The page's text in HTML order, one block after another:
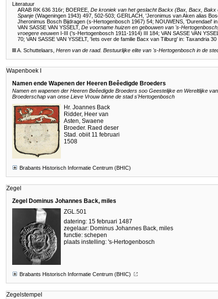
Literatuur
ARAB RK 636 316r; BOEREE, De kroniek van het geslacht Backx (Bax, Bacx,
Spanje (Wageningen 1943) 497, 502-503; GERLACH, 'Jeronimus van Aken alias
Jheronimus Bosch Bijdragen (s-Hertogenbosch 1967) 54; NOUWENS, 'Durendael'
VAN SASSE VAN YSSELT, De voorname huizen en gebouwen van 's-Hertogenbosch
vroegere eeuwen I-III ('s-Hertogenbosch 1911-1914) III 184; VAN SASSE VAN
70; VAN SASSE VAN YSSELT, 'Iets over de familie Bacx van Tilburg' in: Taxandria
A. Schuttelaars, Heren van de raad. Bestuurlijke elite van 's-Hertogenbosch in de
Wapenboek I
Namen ende Wapenen der Heeren Beêedigde Broeders
Namen en wapenen der Heeren Beêedigde Broeders soo Geestelijke en Wereltlijke
Broederschap van onse Lieve Vrouw binne de stad s'Hertogenbosch
Hr. Joannes Back
Ridder, Heer van
Asten, Swaene
Broeder. Raed deser
Stad. obiit 11 februari
1508
Brabants Historisch Informatie Centrum (BHIC)
Zegel
Zegel Dominus Johannes Back, miles
ZGL.501
datering: 15 februari 1487
zegelaar: Dominus Johannes Back, miles
functie: schepen
plaats instelling: 's-Hertogenbosch
Brabants Historisch Informatie Centrum (BHIC)
Zegelstempel